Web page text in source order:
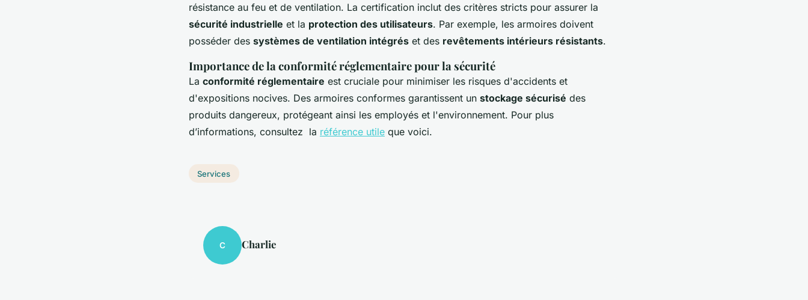
résistance au feu et de ventilation. La certification inclut des critères stricts pour assurer la
sécurité industrielle et la protection des utilisateurs. Par exemple, les armoires doivent
posséder des systèmes de ventilation intégrés et des revêtements intérieurs résistants.
Importance de la conformité réglementaire pour la sécurité
La conformité réglementaire est cruciale pour minimiser les risques d'accidents et
d'expositions nocives. Des armoires conformes garantissent un stockage sécurisé des
produits dangereux, protégeant ainsi les employés et l'environnement. Pour plus
d’informations, consultez la référence utile que voici.
Services
C Charlie